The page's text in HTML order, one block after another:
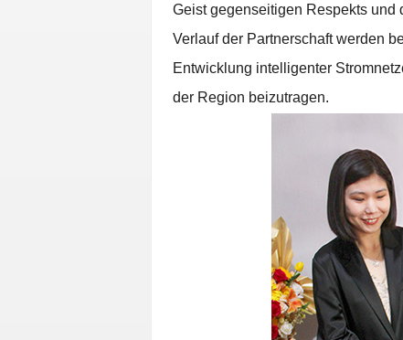
Geist gegenseitigen Respekts und
Verlauf der Partnerschaft werden
Entwicklung intelligenter
der Region beizutragen.